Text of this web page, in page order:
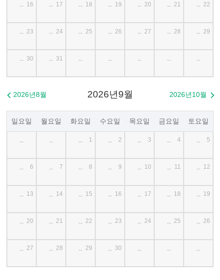
-- 16 -- 17 -- 18 -- 19 -- 20 -- 21 -- 22
-- 23 -- 24 -- 25 -- 26 -- 27 -- 28 -- 29
-- 30 -- 31 -- -- -- -- --
2026년9월
 2026년8월 2026년10월 
일요일 월요일 화요일 수요일 목요일 금요일 토요일
-- -- -- 1 -- 2 -- 3 -- 4 -- 5
-- 6 -- 7 -- 8 -- 9 -- 10 -- 11 -- 12
-- 13 -- 14 -- 15 -- 16 -- 17 -- 18 -- 19
-- 20 -- 21 -- 22 -- 23 -- 24 -- 25 -- 26
-- 27 -- 28 -- 29 -- 30 -- -- --